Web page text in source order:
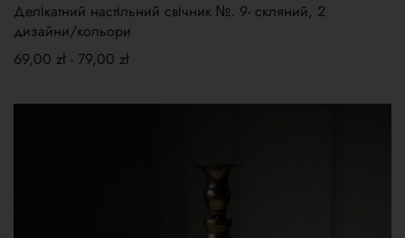
Делікатний настільний свічник №. 9- скляний, 2
дизайни/кольори
69,00 zł - 79,00 zł